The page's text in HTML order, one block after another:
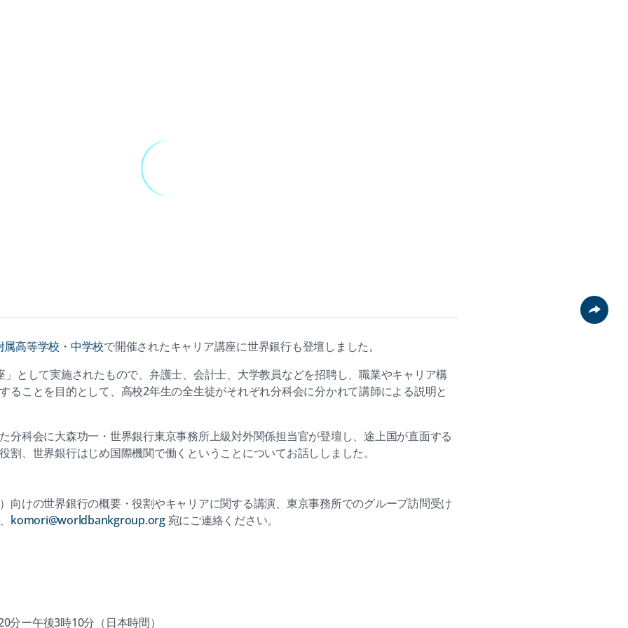
Share
属高等学校・中学校で開催されたキャリア講座に世界銀行も登壇しました。
として実施されたもので、弁護士、会計士、大学教員などを招聘し、職業やキャリア構
ることを目的として、高校2年生の全生徒がそれぞれ分科会に分かれて講師による説明と
分科会に大森功一・世界銀行東京事務所上級対外関係担当官が登壇し、途上国が直面する
割、世界銀行はじめ国際機関で働くということについてお話ししました。
向けの世界銀行の概要・役割やキャリアに関する講演、東京事務所でのグループ訪問受け
komori@worldbankgroup.org宛にご連絡ください。
分ー午後3時10分（日本時間）